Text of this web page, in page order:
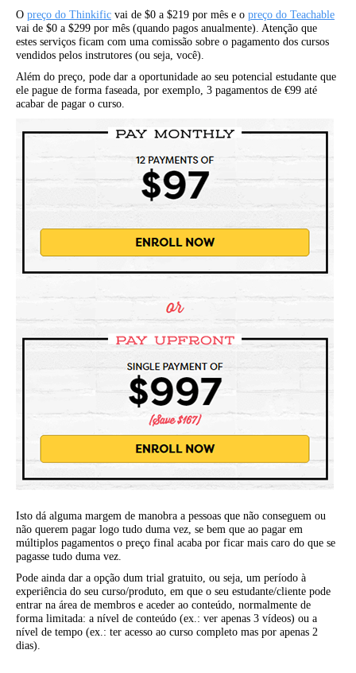
O preço do Thinkific vai de $0 a $219 por mês e o preço do Teachable
vai de $0 a $299 por mês (quando pagos anualmente). Atenção que
estes serviços ficam com uma comissão sobre o pagamento dos cursos
vendidos pelos instrutores (ou seja, você).
Além do preço, pode dar a oportunidade ao seu potencial estudante que
ele pague de forma faseada, por exemplo, 3 pagamentos de €99 até
acabar de pagar o curso.
Isto dá alguma margem de manobra a pessoas que não conseguem ou
não querem pagar logo tudo duma vez, se bem que ao pagar em
múltiplos pagamentos o preço final acaba por ficar mais caro do que se
pagasse tudo duma vez.
Pode ainda dar a opção dum trial gratuito, ou seja, um período à
experiência do seu curso/produto, em que o seu estudante/cliente pode
entrar na área de membros e aceder ao conteúdo, normalmente de
forma limitada: a nível de conteúdo (ex.: ver apenas 3 vídeos) ou a
nível de tempo (ex.: ter acesso ao curso completo mas por apenas 2
dias).